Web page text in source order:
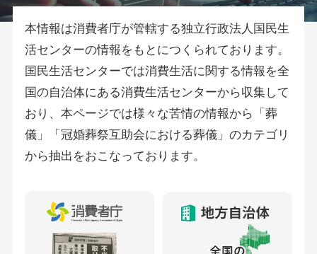
本情報は消費者庁が管轄する独立行政法人国民生
活センターの情報をもとにつくられております。
国民生活センターでは消費生活に関する情報を全
国の自治体にある消費生活センターから収集して
おり、本ページでは様々な苦情の情報から「葬
儀」「冠婚葬祭互助会における葬儀」のカテゴリ
から抽出をおこなっております。